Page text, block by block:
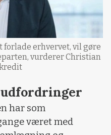
forlade erhvervet, vil gøre
vurderer Christian
har som
været med